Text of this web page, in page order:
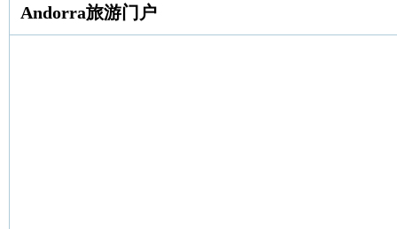
Andorra旅游门户